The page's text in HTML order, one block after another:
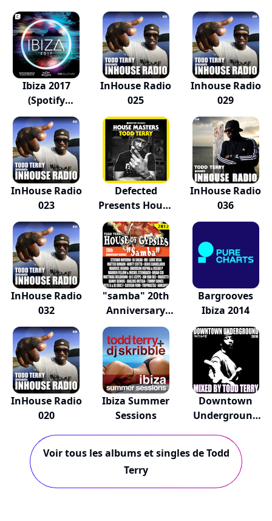
Ibiza 2017
(Spotify
Exclusive)
InHouse Radio
025
Inhouse Radio
029
InHouse Radio
023
Defected
Presents House
Maste...
InHouse Radio
036
InHouse Radio
032
"samba" 20th
Anniversary
Remixes
Bargrooves
Ibiza 2014
InHouse Radio
020
Ibiza Summer
Sessions
Downtown
Underground
Voir tous les albums et singles de Todd
Terry